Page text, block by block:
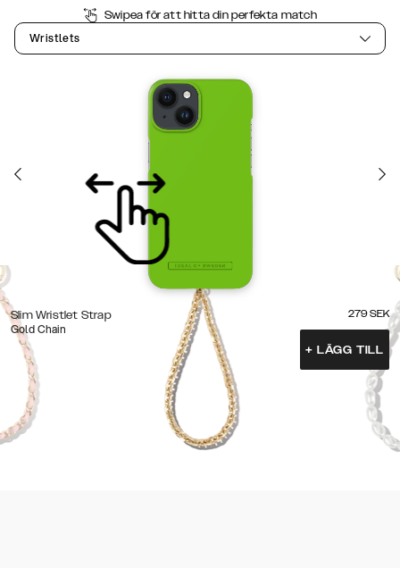
Swipea för att hitta din perfekta match
Wristlets
Slim Wristlet Strap
Gold Chain
279 SEK
+ LÄGG TILL